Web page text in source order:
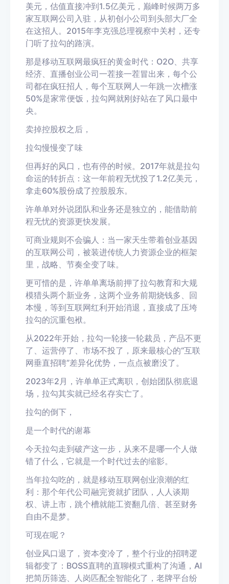
美元，估值直接冲到1.5亿美元，巅峰时候两万多
家互联网公司入驻，从初创小公司到头部大厂全
在这招人。2015年李克强总理视察中关村，还专
门听了拉勾的路演。
那是移动互联网最疯狂的黄金时代：O2O、共享
经济、直播创业公司一茬接一茬冒出来，每个公
司都在疯狂招人，每个互联网人一年跳一次槽涨
50%是家常便饭，拉勾网就刚好站在了风口最中
央。
卖掉控股权之后，
拉勾慢慢变了味
但再好的风口，也有停的时候。2017年就是拉勾
命运的转折点：这一年前程无忧投了1.2亿美元，
拿走60%股份成了控股股东。
许单单对外说团队和业务还是独立的，能借助前
程无忧的资源更快发展。
可商业规则不会骗人：当一家天生带着创业基因
的互联网公司，被装进传统人力资源企业的框架
里，战略、节奏全变了味。
更可惜的是，许单单离场前押了拉勾教育和大规
模猎头两个新业务，这两个业务前期烧钱多、回
本慢，等到互联网红利开始消退，直接成了压垮
拉勾的沉重包袱。
从2022年开始，拉勾一轮接一轮裁员，产品不更
了、运营停了、市场不投了，原来最核心的“互联
网垂直招聘”差异化优势，一点点被磨没了。
2023年2月，许单单正式离职，创始团队彻底退
场，拉勾其实就已经名存实亡了。
拉勾的倒下，
是一个时代的谢幕
今天拉勾走到破产这一步，从来不是哪一个人做
错了什么，它就是一个时代过去的缩影。
当年拉勾吃的，就是移动互联网创业浪潮的红
利：那个年代公司融完资就扩团队，人人谈期
权、讲上市，跳个槽就能工资翻几倍、甚至财务
自由不是梦。
可现在呢？
创业风口退了，资本变冷了，整个行业的招聘逻
辑都变了：BOSS直聘的直聊模式重构了沟通，AI
把简历筛选、人岗匹配全智能化了，老牌平台纷